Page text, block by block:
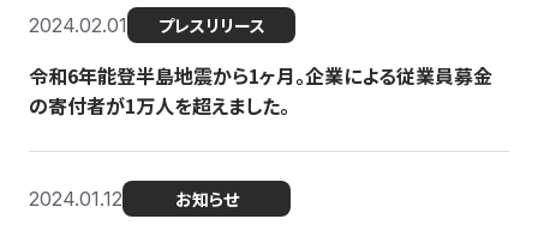
2024.02.01 プレスリリース
令和6年能登半島地震から1ヶ月。企業による従業員募金
の寄付者が1万人を超えました。
2024.01.12 お知らせ